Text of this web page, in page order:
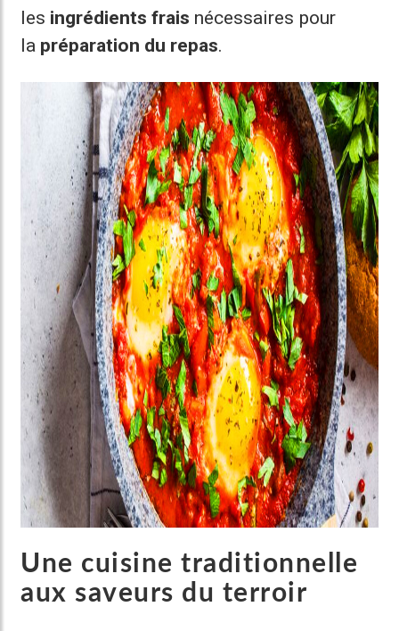
les ingrédients frais nécessaires pour
la préparation du repas.
Une cuisine traditionnelle
aux saveurs du terroir